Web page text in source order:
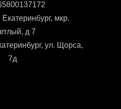
мкр.
д 7
ул. Щорса,
7д